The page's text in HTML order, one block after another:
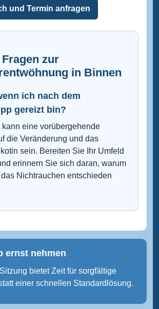
und Termin anfragen
zur
in Binnen
ich nach dem
gereizt bin?
kann eine vorübergehende
die Veränderung und das
sein. Bereiten Sie Ihr Umfeld
erinnern Sie sich daran, warum
Nichtrauchen entschieden
ernst nehmen
bietet Zeit für sorgfältige
einer schnellen Standardlösung.